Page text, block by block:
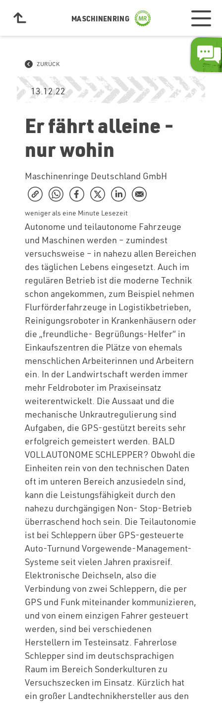
MASCHINENRING
ZURÜCK
13.12.22
Er fährt alleine -
nur wohin
Maschinenringe Deutschland GmbH
weniger als eine Minute Lesezeit
Autonome und teilautonome Fahrzeuge
und Maschinen werden – zumindest
versuchsweise – in nahezu allen Bereichen
des täglichen Lebens eingesetzt. Auch im
regulären Betrieb ist die moderne Technik
schon angekommen, zum Beispiel nehmen
Flurförderfahrzeuge in Logistikbetrieben,
Reinigungsroboter in Krankenhäusern oder
die „freundliche- Begrüßungs-Helfer“ in
Einkaufszentren die Plätze von ehemals
menschlichen Arbeiterinnen und Arbeitern
ein. In der Landwirtschaft werden immer
mehr Feldroboter im Praxiseinsatz
weiterentwickelt. Die Aussaat und die
mechanische Unkrautregulierung sind
Aufgaben, die GPS-gestützt bereits sehr
erfolgreich gemeistert werden. BALD
VOLLAUTONOME SCHLEPPER? Obwohl die
Einheiten rein von den technischen Daten
oft im unteren Bereich anzusiedeln sind,
kann die Leistungsfähigkeit durch den
nahezu durchgängigen Non- Stop-Betrieb
überraschend hoch sein. Die Teilautonomie
ist bei Schleppern über GPS-gesteuerte
Auto-Turnund Vorgewende-Management-
Systeme seit vielen Jahren praxisreif.
Elektronische Deichseln, also die
Verbindung von zwei Schleppern, die per
GPS und Funk miteinander kommunizieren,
und von einem einzigen Fahrer gesteuert
werden, sind bei verschiedenen
Herstellern im Testeinsatz. Fahrerlose
Schlepper sind im deutschsprachigen
Raum im Bereich Sonderkulturen zu
Versuchszecken im Einsatz. Kürzlich hat
ein großer Landtechnikhersteller aus den